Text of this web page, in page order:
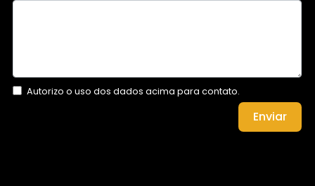
Autorizo o uso dos dados acima para contato.
Enviar